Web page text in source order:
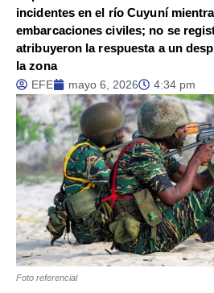
incidentes en el río Cuyuní
embarcaciones civiles; no se
atribuyeron la respuesta a un
la zona
EFE mayo 6, 2026 4:34 pm
Foto referencial